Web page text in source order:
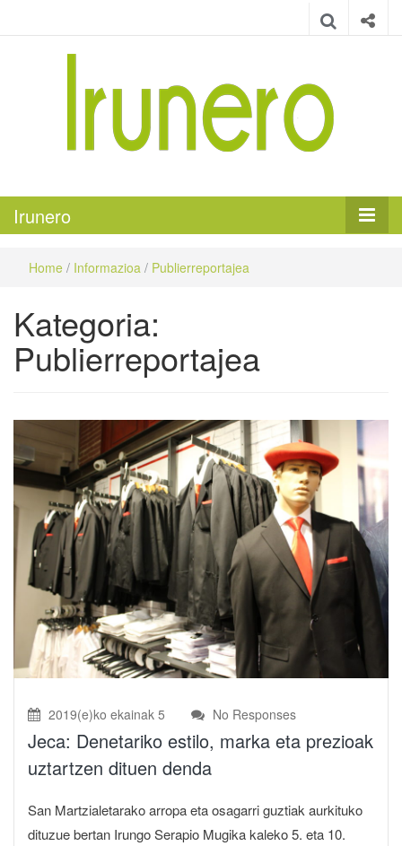
Irunero
Home / Informazioa / Publierreportajea
Kategoria:
Publierreportajea
2019(e)ko ekainak 5 No Responses
Jeca: Denetariko estilo, marka eta prezioak
uztartzen dituen denda
San Martzialetarako arropa eta osagarri guztiak aurkituko
dituzue bertan Irungo Serapio Mugika kaleko 5. eta 10.